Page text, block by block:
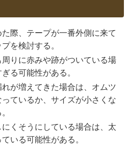
際、テープが一番外側に来て
を検討する。
りに赤みや跡がついている場
る可能性がある。
が増えてきた場合は、オムツ
ているか、サイズが小さくな
くそうにしている場合は、太
いる可能性がある。